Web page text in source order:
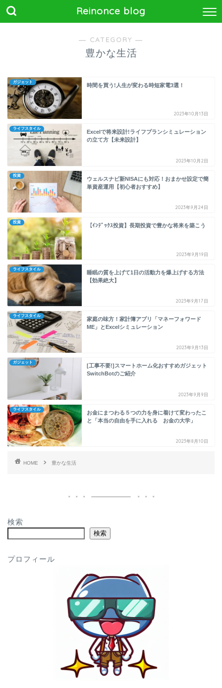
Reinonce blog
― CATEGORY ―
豊かな生活
ガジェット
時間を買う!人生が変わる時短家電3選！
2023年10月13日
ライフスタイル
Excelで将来設計!ライフプランシミュレーション
の立て方【未来設計】
2023年10月2日
投資
ウェルスナビ新NISAにも対応！おまかせ設定で簡
単資産運用【初心者おすすめ】
2023年9月24日
投資
【ｲﾝﾃﾞｯｸｽ投資】長期投資で豊かな将来を築こう
2023年9月19日
ライフスタイル
睡眠の質を上げて1日の活動力を爆上げする方法
【効果絶大】
2023年9月17日
ライフスタイル
家庭の味方！家計簿アプリ「マネーフォワード
ME」とExcelシミュレーション
2023年9月13日
ガジェット
[工事不要!]スマートホーム化おすすめガジェット
SwitchBotのご紹介
2023年9月9日
ライフスタイル
お金にまつわる５つの力を身に着けて変わったこ
と「本当の自由を手に入れる お金の大学」
2023年8月10日
HOME 豊かな生活
検索
検索
プロフィール